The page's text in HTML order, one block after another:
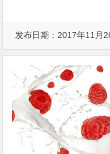
发布日期：2017年11月